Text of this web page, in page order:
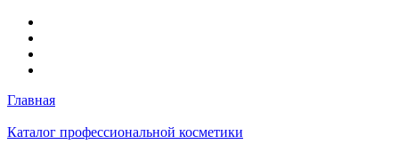
Главная
Каталог профессиональной косметики